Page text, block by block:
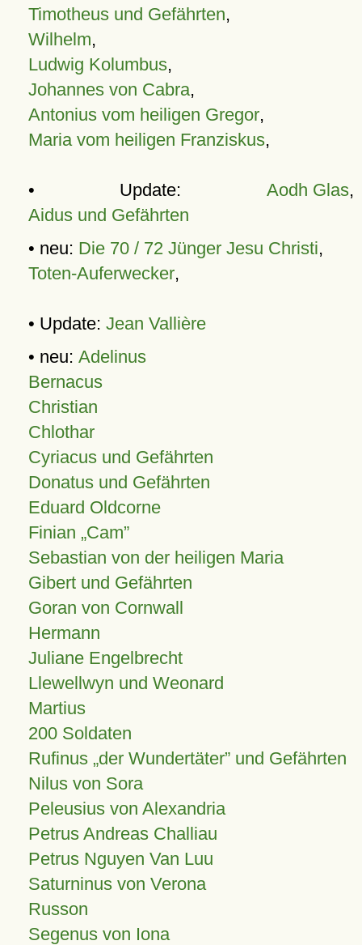
Timotheus und Gefährten,
Wilhelm,
Ludwig Kolumbus,
Johannes von Cabra,
Antonius vom heiligen Gregor,
Maria vom heiligen Franziskus,
• Update: Aodh Glas,
Aidus und Gefährten
• neu: Die 70 / 72 Jünger Jesu Christi,
Toten-Auferwecker,
• Update: Jean Vallière
• neu: Adelinus
Bernacus
Christian
Chlothar
Cyriacus und Gefährten
Donatus und Gefährten
Eduard Oldcorne
Finian Cam
Sebastian von der heiligen Maria
Gibert und Gefährten
Goran von Cornwall
Hermann
Juliane Engelbrecht
Llewellwyn und Weonard
Martius
200 Soldaten
Rufinus „der Wundertäter” und Gefährten
Nilus von Sora
Peleusius von Alexandria
Petrus Andreas Challiau
Petrus Nguyen Van Luu
Saturninus von Verona
Russon
Segenus von Iona